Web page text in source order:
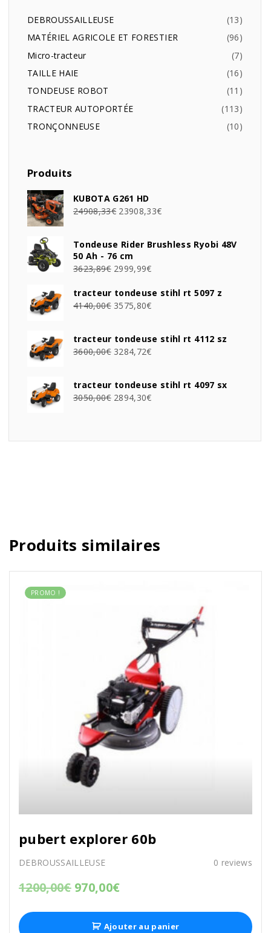
DEBROUSSAILLEUSE
13
MATÉRIEL AGRICOLE ET FORESTIER
96
Micro-tracteur
7
TAILLE HAIE
16
TONDEUSE ROBOT
11
TRACTEUR AUTOPORTÉE
113
TRONÇONNEUSE
10
Produits
KUBOTA G261 HD
24908,33€ 23908,33€
Tondeuse Rider Brushless Ryobi 48V
50 Ah - 76 cm
3623,89€ 2999,99€
tracteur tondeuse stihl rt 5097 z
4140,00€ 3575,80€
tracteur tondeuse stihl rt 4112 sz
3600,00€ 3284,72€
tracteur tondeuse stihl rt 4097 sx
3050,00€ 2894,30€
Produits similaires
PROMO !
pubert explorer 60b
DEBROUSSAILLEUSE 0 reviews
1200,00€ 970,00€
Ajouter au panier